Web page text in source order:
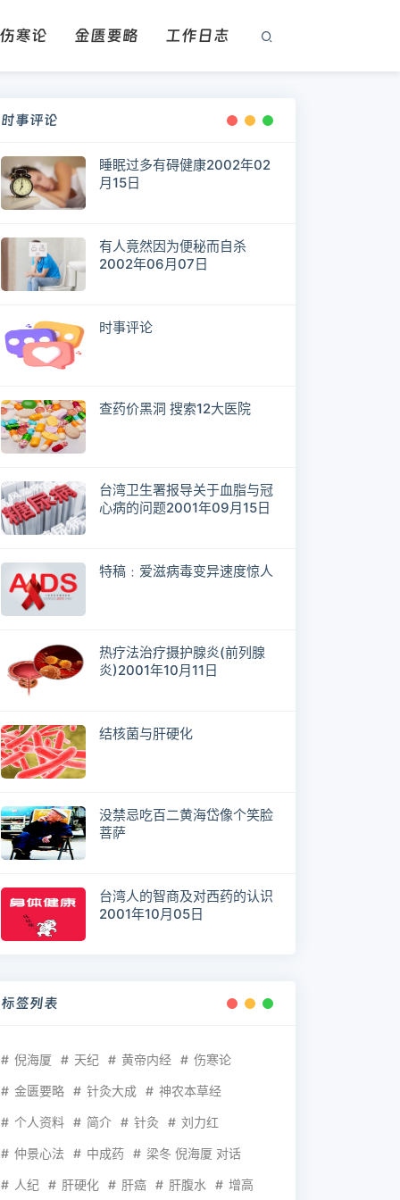
伤寒论 金匮要略 工作日志
时事评论
睡眠过多有碍健康2002年02
月15日
有人竟然因为便秘而自杀
2002年06月07日
时事评论
查药价黑洞 搜索12大医院
台湾卫生署报导关于血脂与冠
心病的问题2001年09月15日
特稿﹕爱滋病毒变异速度惊人
热疗法治疗摄护腺炎(前列腺
炎)2001年10月11日
结核菌与肝硬化
没禁忌吃百二黄海岱像个笑脸
菩萨
台湾人的智商及对西药的认识
2001年10月05日
标签列表
倪海厦 天纪 黄帝内经 伤寒论
金匮要略 针灸大成 神农本草经
个人资料 简介 针灸 刘力红
仲景心法 中成药 梁冬 倪海厦 对话
人纪 肝硬化 肝癌 肝腹水 增高